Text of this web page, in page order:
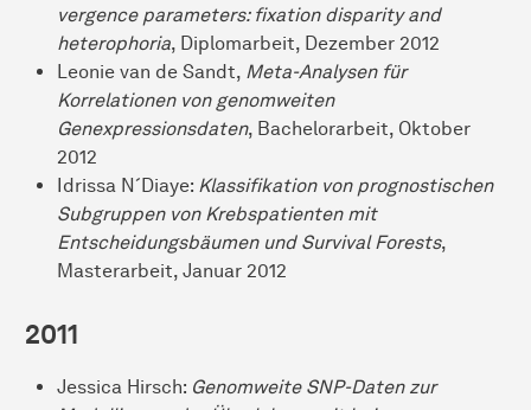
vergence parameters: fixation disparity and
heterophoria, Diplomarbeit, Dezember 2012
Leonie van de Sandt, Meta-Analysen für
Korrelationen von genomweiten
Genexpressionsdaten, Bachelorarbeit, Oktober
2012
Idrissa N´Diaye: Klassifikation von prognostischen
Subgruppen von Krebspatienten mit
Entscheidungsbäumen und Survival Forests,
Masterarbeit, Januar 2012
2011
Jessica Hirsch: Genomweite SNP-Daten zur